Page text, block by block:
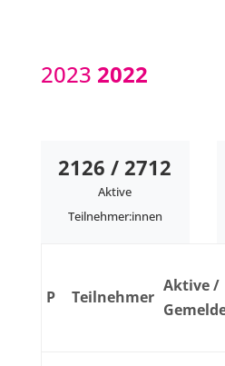
2023 2022
2126 / 2712
Aktive
Teilnehmer:innen
P Teilnehmer
Aktive /